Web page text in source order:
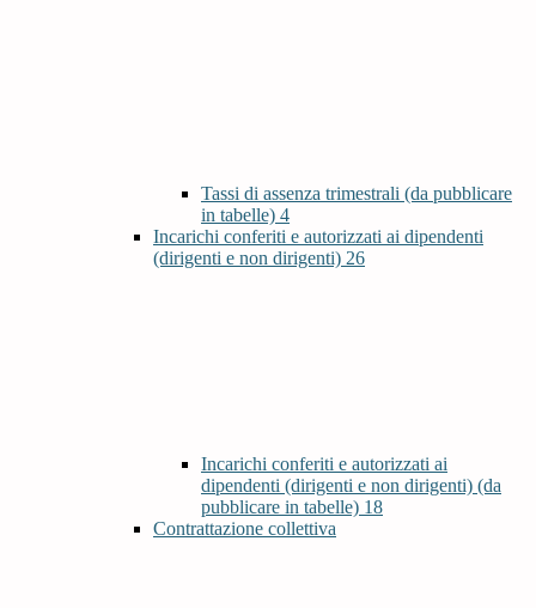
Tassi di assenza trimestrali (da pubblicare
in tabelle) 4
Incarichi conferiti e autorizzati ai dipendenti
(dirigenti e non dirigenti) 26
Incarichi conferiti e autorizzati ai
dipendenti (dirigenti e non dirigenti) (da
pubblicare in tabelle) 18
Contrattazione collettiva